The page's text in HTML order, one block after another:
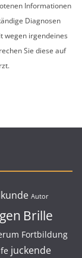
Informationen
Diagnosen
wegen irgendeines
Sie diese auf
Autor
Brille
Fortbildung
juckende